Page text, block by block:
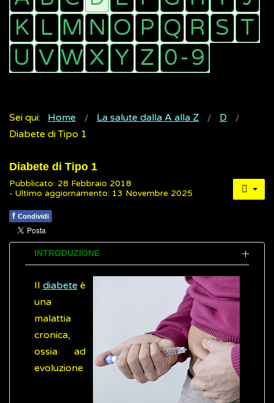
Sei qui: Home La salute dalla A alla Z
D
Diabete di Tipo 1
Diabete di Tipo 1
Pubblicato: 28 Febbraio 2018
- Ultimo aggiornamento: 13 Novembre 2025
f Condividi
INTRODUZIONE
Il diabete è
una
malattia
cronica,
ossia ad
evoluzione